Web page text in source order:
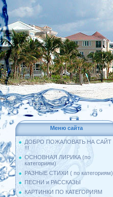
Меню сайта
ДОБРО ПОЖАЛОВАТЬ НА САЙТ
!!!
ОСНОВНАЯ ЛИРИКА (по
категориям)
РАЗНЫЕ СТИХИ ( по категориям)
ПЕСНИ и РАССКАЗЫ
КАРТИНКИ ПО КАТЕГОРИЯМ